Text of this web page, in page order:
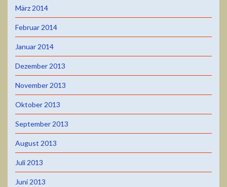
März 2014
Februar 2014
Januar 2014
Dezember 2013
November 2013
Oktober 2013
September 2013
August 2013
Juli 2013
Juni 2013